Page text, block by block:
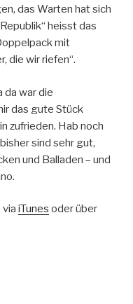
das Warten hat sich
heisst das
mit
die wir riefen“.
da war die
das gute Stück
zufrieden. Hab noch
sind sehr gut,
und Balladen – und
iTunes oder über